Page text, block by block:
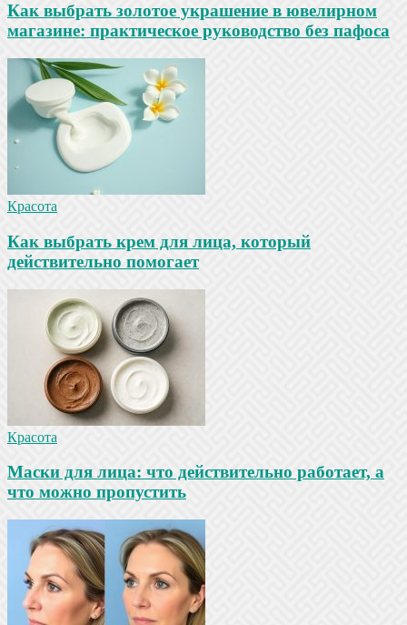
Как выбрать золотое украшение в ювелирном
магазине: практическое руководство без пафоса
Красота
Как выбрать крем для лица, который
действительно помогает
Красота
Маски для лица: что действительно работает, а
что можно пропустить